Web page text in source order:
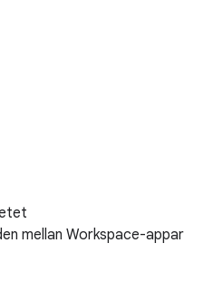
mellan Workspace-appar